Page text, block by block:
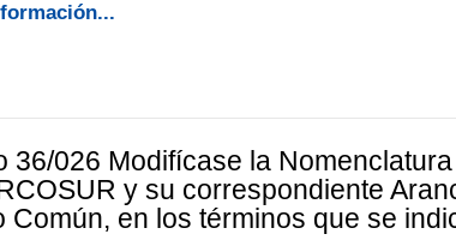
36/026 Modifícase la
y su correspondiente
Común, en los términos que se